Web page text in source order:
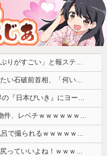
「マスコミの立ち位置の勘違いっぷりがすごい」と報ステ大越キャスターの台詞に視聴者絶句、高市とトランプを同列視させようという思惑がひしひしと
消費税減税をなんとしても阻止したい石破前首相、「何いってんのこいつ」と有権者をドン引きさせるよな屁理屈を……
欧州「日本だけ反則だろ…」 世界の『日本びいき』にヨーロッパ全土から不満の声
【画像】 北海道の1500万の中古物件、レベチｗｗｗｗｗｗｗｗｗｗｗｗｗｗｗｗｗｗｗｗ
【画像】24歳の人妻さん、露天風呂で撮られるｗｗｗｗｗｗｗｗｗｗｗｗｗｗｗｗｗ
【画像】日焼け口リの締まったお尻っていいよね！ｗｗｗｗｗ